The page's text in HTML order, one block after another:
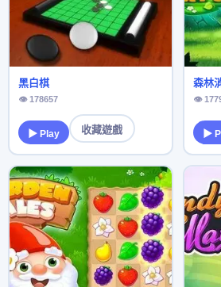
黑白棋
👁 178657
▶ Play 收藏遊戲
森林
👁
▶